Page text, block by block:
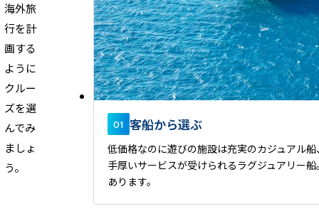
海外旅
行を計
画する
ように
クルー
ズを選
んでみ
ましょ
う。
01 客船から選ぶ
低価格なのに遊びの施設は充実のカジュアル
手厚いサービスが受けられるラグジュアリー
あります。